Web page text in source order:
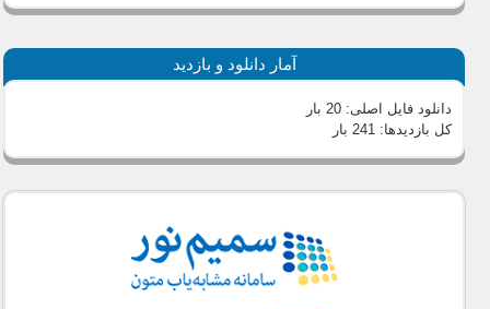
آمار دانلود و بازدید
دانلود فایل اصلی:20 بار
کل بازدیدها: 241 بار